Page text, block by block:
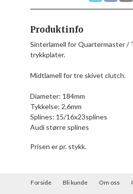
Produktinfo
Sinterlamell for Quartermaster /
trykkplater.
Midtlamell for tre skivet clutch.
Diameter: 184mm
Tykkelse: 2,6mm
Splines: 15/16x23splines
Audi større splines
Prisen er pr. stykk.
Forside Bli kunde Om oss